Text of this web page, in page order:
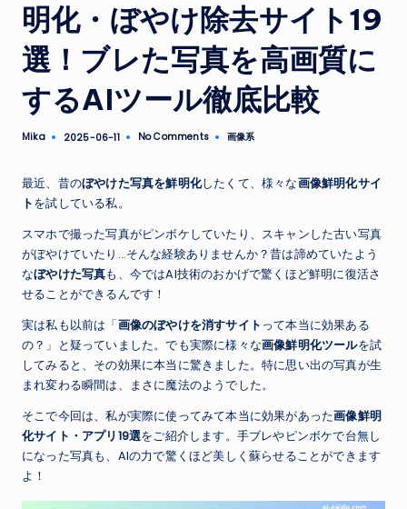
明化・ぼやけ除去サイト19
選！ブレた写真を高画質に
するAIツール徹底比較
Posted
Mika 2025-06-11 No Comments
Posted
画像系
最近、昔のぼやけた写真を鮮明化したくて、様々な画像鮮明化サイ
トを試している私。
スマホで撮った写真がピンボケしていたり、スキャンした古い写真
がぼやけていたり…そんな経験ありませんか？昔は諦めていたよう
なぼやけた写真も、今ではAI技術のおかげで驚くほど鮮明に復活さ
せることができるんです！
実は私も以前は「画像のぼやけを消すサイト って本当に効果ある
の？」と疑っていました。でも実際に様々な画像鮮明化ツールを試
してみると、その効果に本当に驚きました。特に思い出の写真が生
まれ変わる瞬間は、まさに魔法のようでした。
そこで今回は、私が実際に使ってみて本当に効果があった画像鮮明
化サイト・アプリ19選をご紹介します。手ブレやピンボケで台無し
になった写真も、AIの力で驚くほど美しく蘇らせることができます
よ！